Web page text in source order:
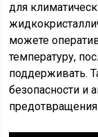
для
можете
температуру,
поддерживать.
безопасности и